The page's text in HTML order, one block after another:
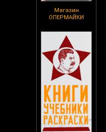
Магазин
ОПЕРМАЙКИ